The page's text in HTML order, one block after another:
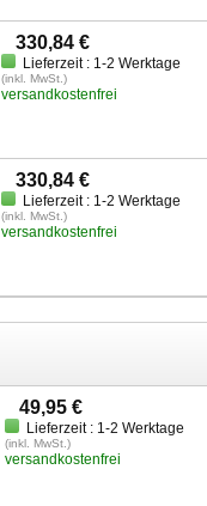
330,84 €
Lieferzeit : 1-2 Werktage
(inkl. MwSt.)
versandkostenfrei
330,84 €
Lieferzeit : 1-2 Werktage
(inkl. MwSt.)
versandkostenfrei
49,95 €
Lieferzeit : 1-2 Werktage
(inkl. MwSt.)
versandkostenfrei